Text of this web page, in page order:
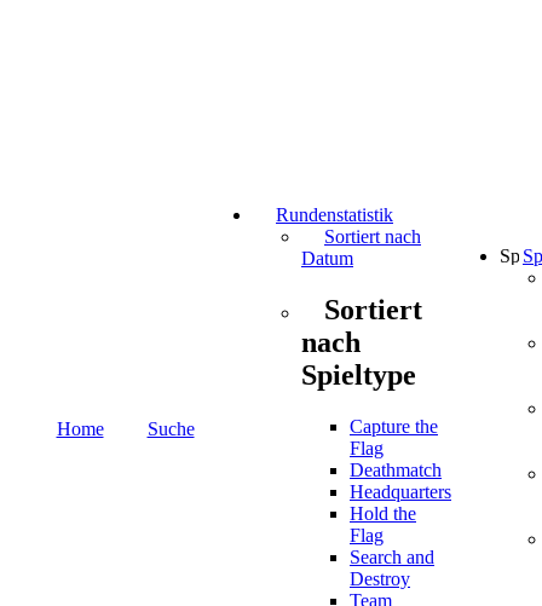
Home Suche
Rundenstatistik
Sortiert nach
Datum
Sortiert
nach
Spieltype
Capture the
Flag
Deathmatch
Headquarters
Hold the
Flag
Search and
Destroy
Team